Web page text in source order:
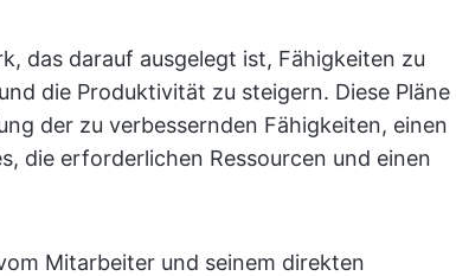
das darauf ausgelegt ist, Fähigkeiten zu
die Produktivität zu steigern. Diese Pläne
der zu verbessernden Fähigkeiten, einen
die erforderlichen Ressourcen und einen
Mitarbeiter und seinem direkten